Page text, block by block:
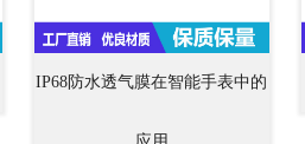
IP68防水透气膜在智能手表中的
应用